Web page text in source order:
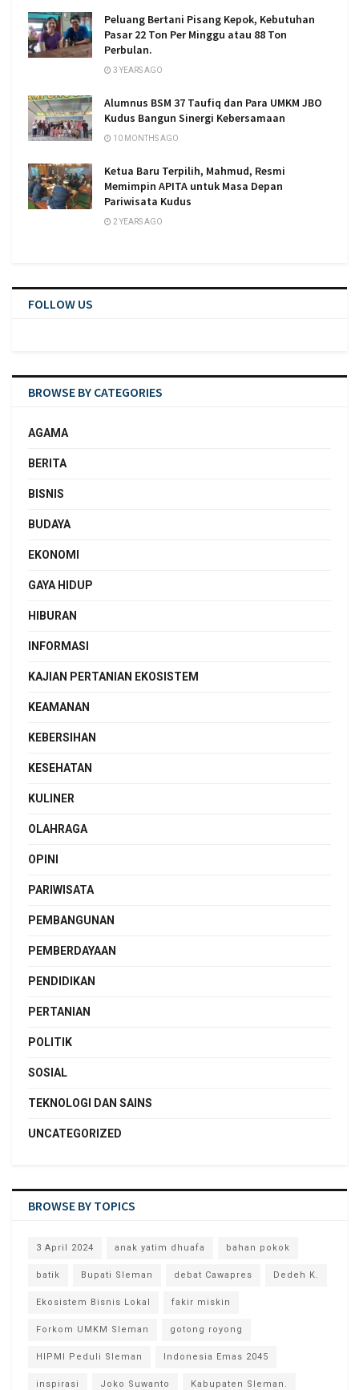
Peluang Bertani Pisang Kepok, Kebutuhan
Pasar 22 Ton Per Minggu atau 88 Ton
Perbulan.
3 YEARS AGO
Alumnus BSM 37 Taufiq dan Para UMKM JBO
Kudus Bangun Sinergi Kebersamaan
10 MONTHS AGO
Ketua Baru Terpilih, Mahmud, Resmi
Memimpin APITA untuk Masa Depan
Pariwisata Kudus
2 YEARS AGO
FOLLOW US
BROWSE BY CATEGORIES
AGAMA
BERITA
BISNIS
BUDAYA
EKONOMI
GAYA HIDUP
HIBURAN
INFORMASI
KAJIAN PERTANIAN EKOSISTEM
KEAMANAN
KEBERSIHAN
KESEHATAN
KULINER
OLAHRAGA
OPINI
PARIWISATA
PEMBANGUNAN
PEMBERDAYAAN
PENDIDIKAN
PERTANIAN
POLITIK
SOSIAL
TEKNOLOGI DAN SAINS
UNCATEGORIZED
BROWSE BY TOPICS
3 April 2024 anak yatim dhuafa bahan pokok
batik Bupati Sleman debat Cawapres Dedeh K.
Ekosistem Bisnis Lokal fakir miskin
Forkom UMKM Sleman gotong royong
HIPMI Peduli Sleman Indonesia Emas 2045
inspirasi Joko Suwanto Kabupaten Sleman.